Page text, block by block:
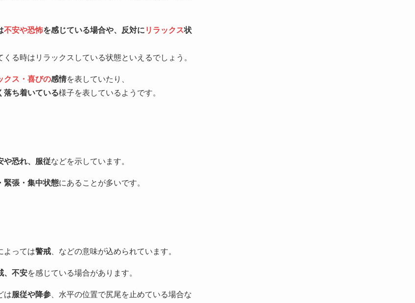
不安や恐怖を感じている場合や、反対に リラックス状
る時はリラックスしている状態といえるでしょう。
クス・喜びの感情を表していたり、
落ち着いている様子を表しているようです。
や恐れ、服従などを示しています。
緊張・集中状態にあることが多いです。
よっては警戒 、などの意味が込められています。
、不安を感じている場合があります。
は服従や降参 、水平の位置で尻尾を止めている場合な